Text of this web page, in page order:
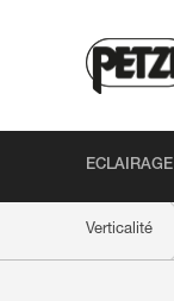
ECLAIRAGE
Verticalité